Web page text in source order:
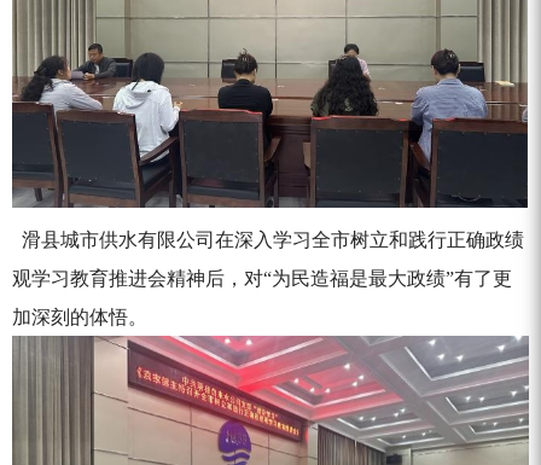
滑县城市供水有限公司在深入学习全市树立和践行正确政绩
观学习教育推进会精神后，对“为民造福是最大政绩”有了更
加深刻的体悟。